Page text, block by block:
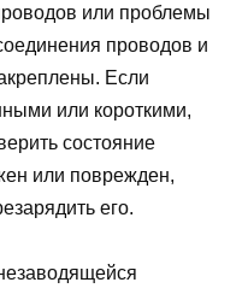
или проблемы
проводов и
Если
или короткими,
состояние
или поврежден,
его.